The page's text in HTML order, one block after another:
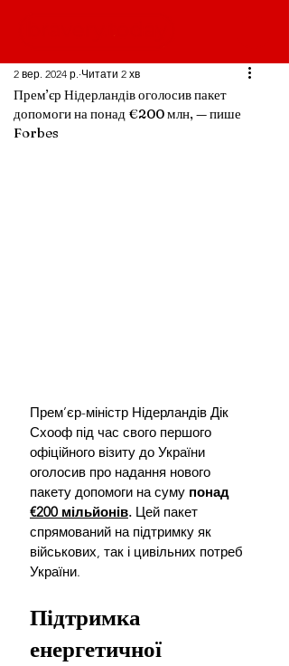
Прем’єр Нідерландів оголосив пакет
допомоги на понад €200 млн, — пише
Forbes
2 вер. 2024 р. Читати 2 хв
Прем’єр-міністр Нідерландів Дік
Схооф під час свого першого
офіційного візиту до України
оголосив про надання нового
пакету допомоги на суму понад
€200 мільйонів. Цей пакет
спрямований на підтримку як
військових, так і цивільних потреб
України.
Підтримка
енергетичної